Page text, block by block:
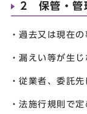
2 保管・管
・過去又は現在
・漏えい等が生
・従業者、委託
・法施行規則で